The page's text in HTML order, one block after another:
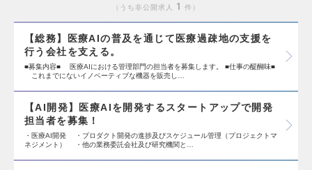
うち非公開求人 1 件
【総務】医療AIの普及を通じて医療過疎地の支援を
行う会社を支える。
■募集内容■ 医療AIにおける管理部門の担当者を募集します。 ■仕事の醍醐味■
これまでにないイノベーティブな機器を販売し…
【AI開発】医療AIを開発するスタートアップで開発
担当者を募集！
・医療AI開発 ・プロダクト開発の進捗及びスケジュール管理（プロジェクトマ
ネジメント） ・他の業務委託会社及び研究機関と…